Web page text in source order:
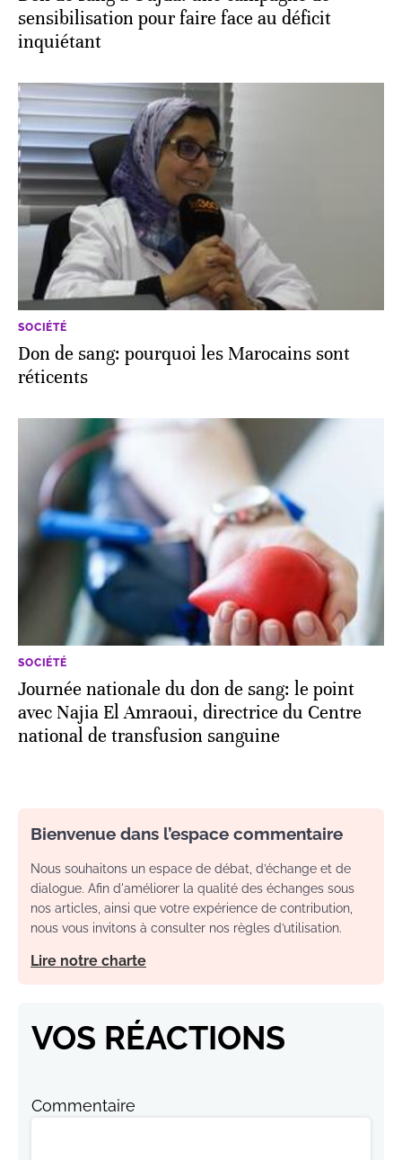
sensibilisation pour faire face au déficit
inquiétant
SOCIÉTÉ
Don de sang: pourquoi les Marocains sont
réticents
SOCIÉTÉ
Journée nationale du don de sang: le point
avec Najia El Amraoui, directrice du Centre
national de transfusion sanguine
Bienvenue dans l’espace commentaire
Nous souhaitons un espace de débat, d’échange et de
dialogue. Afin d'améliorer la qualité des échanges sous
nos articles, ainsi que votre expérience de contribution,
nous vous invitons à consulter nos règles d’utilisation.
Lire notre charte
VOS RÉACTIONS
Commentaire